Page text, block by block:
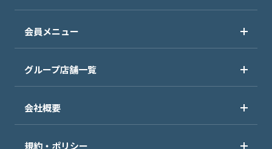
会員メニュー
グループ店舗一覧
会社概要
規約・ポリシー